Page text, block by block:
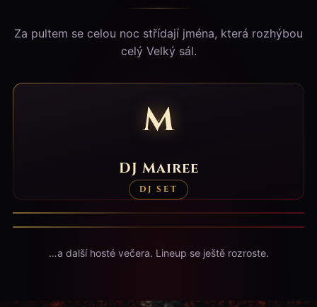
Za pultem se celou noc střídají jména, která rozhýbou
celý Velký sál.
M
DJ Mairee
DJ SET
Mike Frost
DJ SET
Jarakuda DJs
DJ SET · 30+ LET ZKUŠENOSTÍ
…a další hosté večera. Lineup se ještě rozroste.